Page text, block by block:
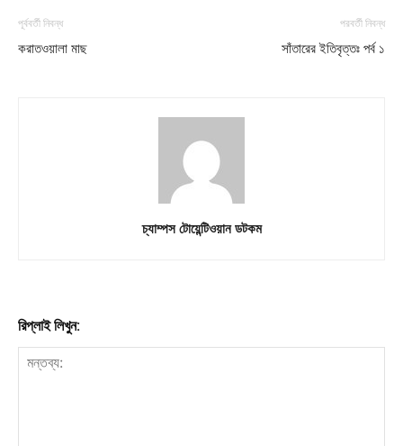
পূর্ববর্তী নিবন্ধ
করাতওয়ালা মাছ
পরবর্তী নিবন্ধ
সাঁতারের ইতিবৃত্তঃ পর্ব ১
চ্যাম্পস টোয়েন্টিওয়ান ডটকম
রিপ্লাই লিখুন: